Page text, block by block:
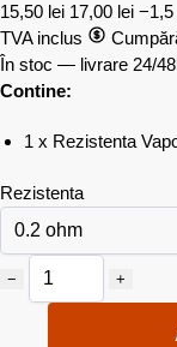
15,50 lei 17,00 lei −1,5
TVA inclus
În stoc — livrare 24/
Contine:
1 x Rezistenta
Rezistenta
− +